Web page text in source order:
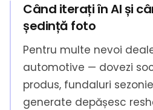
Când iterați în AI și
ședință foto
Pentru multe nevoi
automotive — dovezi
produs, fundaluri
generate depășesc